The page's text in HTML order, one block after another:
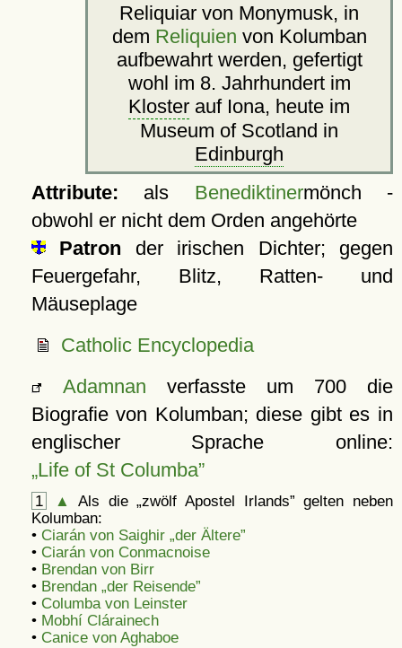
Reliquiar von Monymusk, in
dem Reliquien von Kolumban
aufbewahrt werden, gefertigt
wohl im 8. Jahrhundert im
Kloster auf Iona, heute im
Museum of Scotland in
Edinburgh
Attribute: als Benediktinermönch -
obwohl er nicht dem Orden angehörte
Patron der irischen Dichter; gegen
Feuergefahr, Blitz, Ratten- und
Mäuseplage
Catholic Encyclopedia
Adamnan verfasste um 700 die
Biografie von Kolumban; diese gibt es in
englischer Sprache online:
Life of St Columba
1 ▲ Als die zwölf Apostel Irlands
gelten neben
Kolumban:
• Ciarán von Saighir
der Ältere
• Ciarán von Conmacnoise
• Brendan von Birr
• Brendan „der Reisende”
• Columba von Leinster
• Mobhí Clárainech
• Canice von Aghaboe